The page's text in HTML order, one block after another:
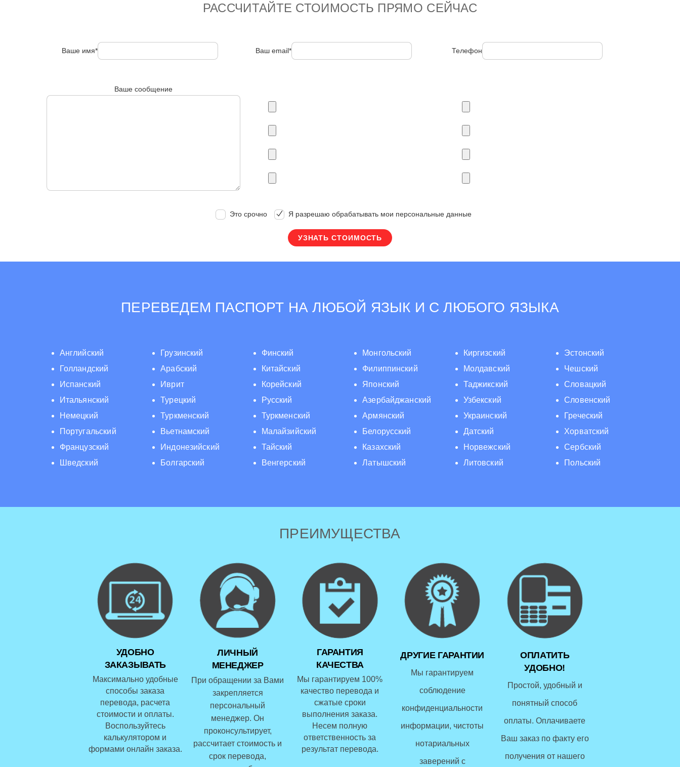
РАССЧИТАЙТЕ СТОИМОСТЬ ПРЯМО СЕЙЧАС
Ваше имя* Ваш email* Телефон
Ваше сообщение
Это срочно Я разрешаю обрабатывать мои персональные данные
ПЕРЕВЕДЕМ ПАСПОРТ НА ЛЮБОЙ ЯЗЫК И С ЛЮБОГО ЯЗЫКА
Английский
Голландский
Испанский
Итальянский
Немецкий
Португальский
Французский
Шведский
Грузинский
Арабский
Иврит
Турецкий
Туркменский
Вьетнамский
Индонезийский
Болгарский
Финский
Китайский
Корейский
Русский
Туркменский
Малайзийский
Тайский
Венгерский
Монгольский
Филиппинский
Японский
Азербайджанский
Армянский
Белорусский
Казахский
Латышский
Киргизский
Молдавский
Таджикский
Узбекский
Украинский
Датский
Норвежский
Литовский
Эстонский
Чешский
Словацкий
Словенский
Греческий
Хорватский
Сербский
Польский
ПРЕИМУЩЕСТВА
УДОБНО
ЗАКАЗЫВАТЬ
Максимально удобные
способы заказа
перевода, расчета
стоимости и оплаты.
Воспользуйтесь
калькулятором и
формами онлайн заказа.
ЛИЧНЫЙ
МЕНЕДЖЕР
При обращении за Вами
закрепляется
персональный
менеджер. Он
проконсультирует,
рассчитает стоимость и
срок перевода,
ГАРАНТИЯ
КАЧЕСТВА
Мы гарантируем 100%
качество перевода и
сжатые сроки
выполнения заказа.
Несем полную
ответственность за
результат перевода.
ДРУГИЕ ГАРАНТИИ
Мы гарантируем
соблюдение
конфиденциальности
информации, чистоты
нотариальных
заверений с
ОПЛАТИТЬ
УДОБНО!
Простой, удобный и
понятный способ
оплаты. Оплачиваете
Ваш заказ по факту его
получения от нашего